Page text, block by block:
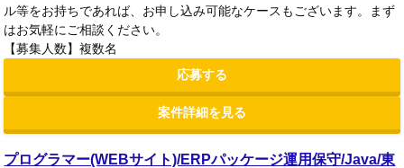
ル等をお持ちであれば、お申し込み可能なケースもございます。まず
はお気軽にご相談ください。
【募集人数】複数名
応募する
案件詳細を見る
プログラマー(WEBサイト)/ERPパッケージ運用保守/Java/東